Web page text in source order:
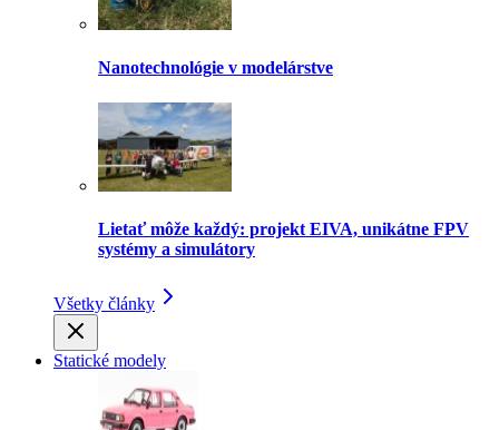
Nanotechnológie v modelárstve
Lietať môže každý: projekt EIVA, unikátne FPV
systémy a simulátory
Všetky články
Statické modely